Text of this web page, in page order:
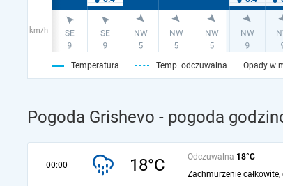
km/h
Temperatura Temp. odczuwalna Opady w
Pogoda Grishevo - pogoda
00:00 18°C Odczuwalna 18°C
Zachmurzenie całkowite,